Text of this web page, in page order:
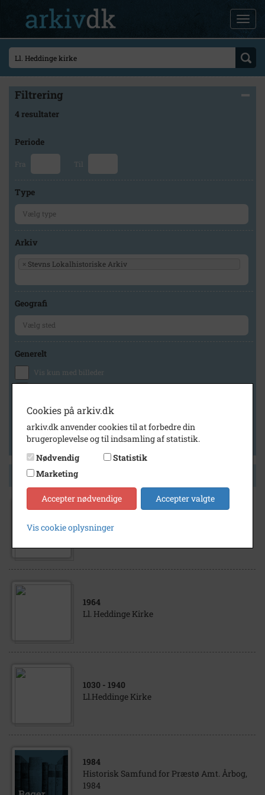
Filtrering
4 resultater
Periode
Fra Til
Type
Arkiv
× Stevns Lokalhistoriske Arkiv
Geografi
Generelt
Vis kun med billeder
Vis kun med lydklip
Vis kun med kilder
Vis kun med geo-tag
Side 1 af 1
Ll. Heddinge Kirke
1964
Ll. Heddinge Kirke
1030 - 1940
Ll.Heddinge Kirke
1984
Historisk Samfund for Præstø Amt. Årbog,
1984
Cookies på arkiv.dk
arkiv.dk anvender cookies til at forbedre din
brugeroplevelse og til indsamling af statistik.
Nødvendig
Statistik
Marketing
Accepter nødvendige Accepter valgte
Vis cookie oplysninger